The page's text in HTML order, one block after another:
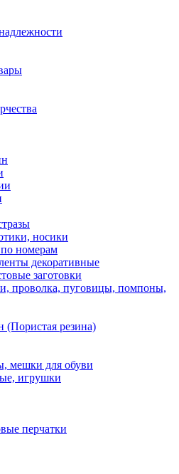
носики
номерам
декоративные
заготовки
проволка, пуговицы, помпоны,
(Пористая резина)
мешки для обуви
игрушки
перчатки